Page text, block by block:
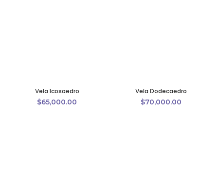
Vela Icosaedro
$65,000.00
Vela Dodecaedro
$70,000.00